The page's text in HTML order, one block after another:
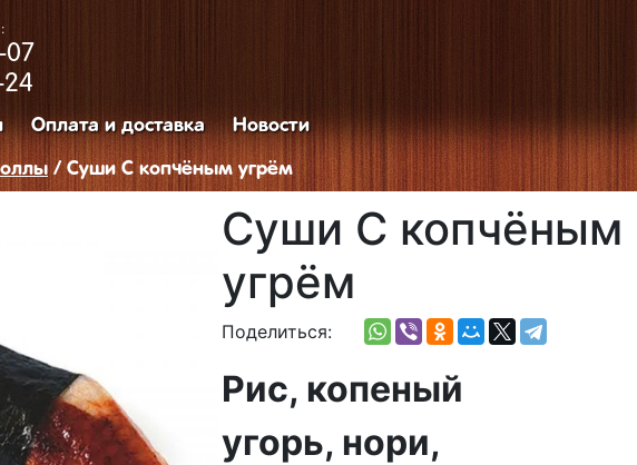
07
24
Оплата и доставка Новости
/ Суши С копчёным угрём
Суши С копчёным
угрём
Поделиться:
Рис, копеный
угорь, нори,